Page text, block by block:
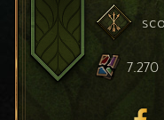
7.270